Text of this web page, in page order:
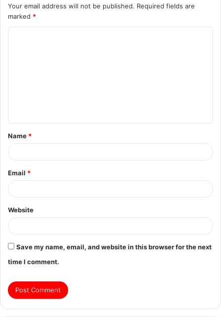
Your email address will not be published. Required fields are
marked *
Name *
Email *
Website
Save my name, email, and website in this browser for the next
time I comment.